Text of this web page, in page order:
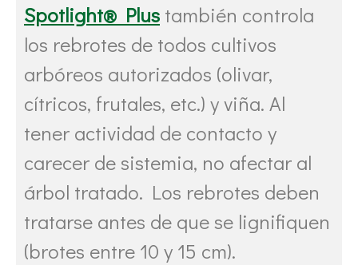
Spotlight® Plus también controla
los rebrotes de todos cultivos
arbóreos autorizados (olivar,
cítricos, frutales, etc.) y viña. Al
tener actividad de contacto y
carecer de sistemia, no afectar al
árbol tratado. Los rebrotes deben
tratarse antes de que se lignifiquen
(brotes entre 10 y 15 cm).